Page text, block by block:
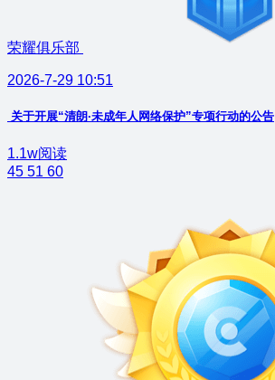
荣耀俱乐部
2026-7-29 10:51
关于开展“清朗·未成年人网络保护”专项行动的公告
1.1w阅读
45 51 60